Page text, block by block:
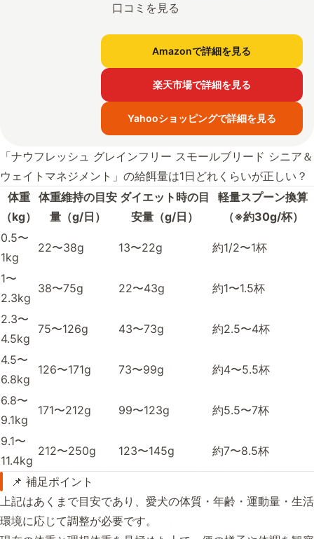
口コミを見る
Amazonで詳細を見る
楽天市場で詳細を見る
Yahooショッピングで詳細を見る
「ナウフレッシュ グレインフリー スモールブリード シニア＆
ウェイトマネジメント」の給餌量は1日どれくらいが正しい？
体重
（kg）
体重維持の目安
量（g/日）
ダイエット時の目
安量（g/日）
軽量スプーン換算
（※約30g/杯）
0.5〜
1kg
22〜38g 13〜22g 約1/2〜1杯
1〜
2.3kg
38〜75g 22〜43g 約1〜1.5杯
2.3〜
4.5kg
75〜126g 43〜73g 約2.5〜4杯
4.5〜
6.8kg
126〜171g 73〜99g 約4〜5.5杯
6.8〜
9.1kg
171〜212g 99〜123g 約5.5〜7杯
9.1〜
11.4kg
212〜250g 123〜145g 約7〜8.5杯
📌 補足ポイント
上記はあくまで目安であり、愛犬の体質・年齢・運動量・生活
環境に応じて調整が必要です。